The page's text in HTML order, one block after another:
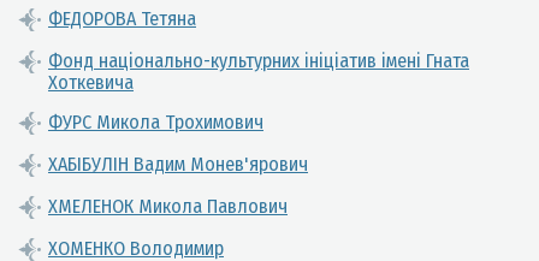
ФЕДОРОВА Тетяна
Фонд національно-культурних ініціатив імені Гната
Хоткевича
ФУРС Микола Трохимович
ХАБІБУЛІН Вадим Монев'ярович
ХМЕЛЕНОК Микола Павлович
ХОМЕНКО Володимир